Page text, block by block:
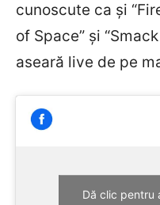
cunoscute ca și
of Space” și
aseară live de pe
Dă clic pentru